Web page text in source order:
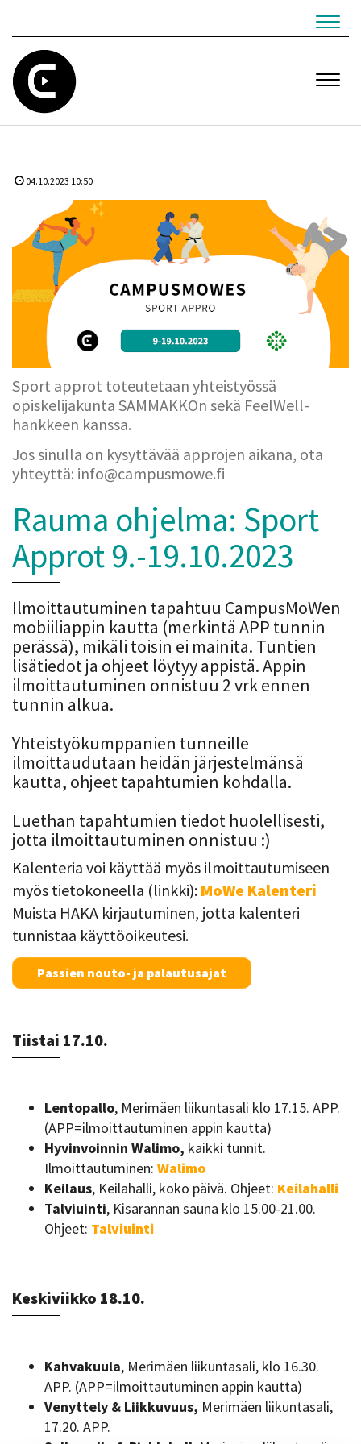
04.10.2023 10:50
Sport approt toteutetaan yhteistyössä
opiskelijakunta SAMMAKKOn sekä FeelWell-
hankkeen kanssa.
Jos sinulla on kysyttävää approjen aikana, ota
yhteyttä: info@campusmowe.fi
Rauma ohjelma: Sport
Approt 9.-19.10.2023
Ilmoittautuminen tapahtuu CampusMoWen
mobiiliappin kautta (merkintä APP tunnin
perässä), mikäli toisin ei mainita. Tuntien
lisätiedot ja ohjeet löytyy appistä. Appin
ilmoittautuminen onnistuu 2 vrk ennen
tunnin alkua.
Yhteistyökumppanien tunneille
ilmoittaudutaan heidän järjestelmänsä
kautta, ohjeet tapahtumien kohdalla.
Luethan tapahtumien tiedot huolellisesti,
jotta ilmoittautuminen onnistuu :)
Kalenteria voi käyttää myös ilmoittautumiseen
myös tietokoneella (linkki): MoWe Kalenteri
Muista HAKA kirjautuminen, jotta kalenteri
tunnistaa käyttöoikeutesi.
Passien nouto- ja palautusajat
Tiistai 17.10.
Lentopallo, Merimäen liikuntasali klo 17.15. APP.
(APP=ilmoittautuminen appin kautta)
Hyvinvoinnin Walimo, kaikki tunnit.
Ilmoittautuminen: Walimo
Keilaus, Keilahalli, koko päivä. Ohjeet: Keilahalli
Talviuinti, Kisarannan sauna klo 15.00-21.00.
Ohjeet: Talviuinti
Keskiviikko 18.10.
Kahvakuula, Merimäen liikuntasali, klo 16.30.
APP. (APP=ilmoittautuminen appin kautta)
Venyttely & Liikkuvuus, Merimäen liikuntasali,
17.20. APP.